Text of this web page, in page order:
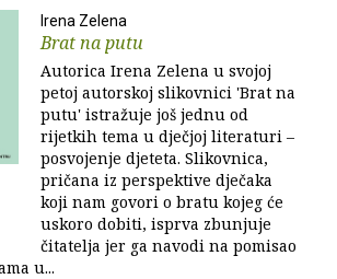
Irena Zelena
Brat na putu
Autorica Irena Zelena u svojoj
petoj autorskoj slikovnici 'Brat na
putu' istražuje još jednu od
rijetkih tema u dječjoj literaturi –
posvojenje djeteta. Slikovnica,
pričana iz perspektive dječaka
koji nam govori o bratu kojeg će
uskoro dobiti, isprva zbunjuje
čitatelja jer ga navodi na pomisao
u...